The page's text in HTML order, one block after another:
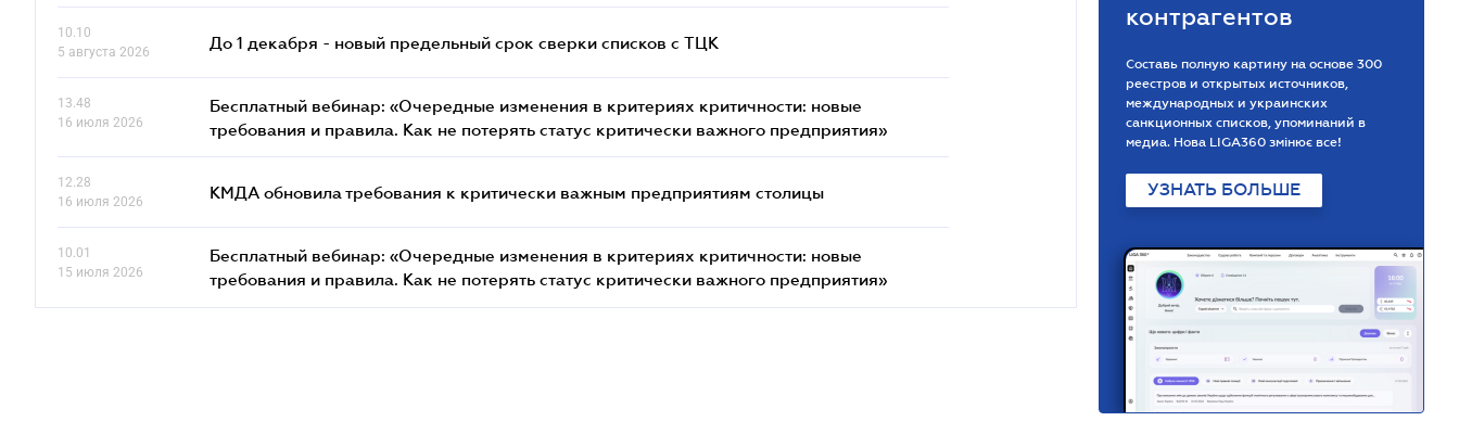
10.10
5 августа 2026
До 1 декабря - новый предельный срок сверки списков c ТЦК
13.48
16 июля 2026
Бесплатный вебинар: «Очередные изменения в критериях критичности: новые
требования и правила. Как не потерять статус критически важного предприятия»
12.28
16 июля 2026
КМДА обновила требования к критически важным предприятиям столицы
10.01
15 июля 2026
Бесплатный вебинар: «Очередные изменения в критериях критичности: новые
требования и правила. Как не потерять статус критически важного предприятия»
контрагентов
Составь полную картину на основе 300
реестров и открытых источников,
международных и украинских
санкционных списков, упоминаний в
медиа. Нова LIGA360 змінює все!
УЗНАТЬ БОЛЬШЕ